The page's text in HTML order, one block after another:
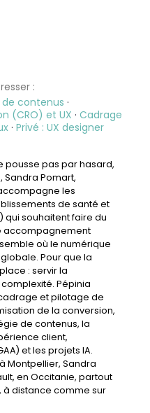
:
contenus ·
(CRO) et UX · Cadrage
· Privé : UX designer
pousse pas par hasard,
Sandra Pomart,
les
de santé et
qui souhaitent faire du
accompagnement
où le numérique
Pour que la
: servir la
Pépinia
et pilotage de
de la conversion,
de contenus, la
client,
et lesprojets IA.
Montpellier, Sandra
en Occitanie, partout
à distance comme sur